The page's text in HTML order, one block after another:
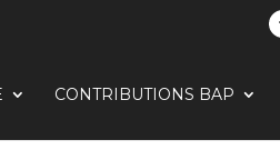
CONTRIBUTIONS BAP